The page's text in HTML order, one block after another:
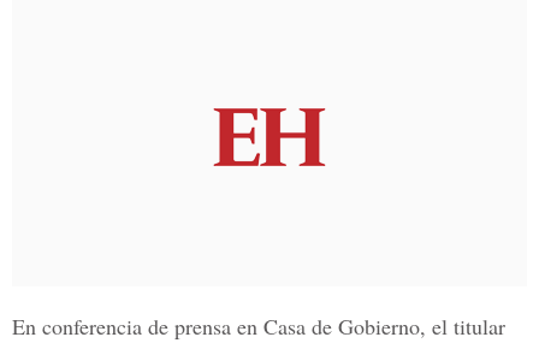
En conferencia de prensa en Casa de Gobierno, el titular